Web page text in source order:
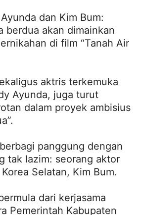
dan Kim Bum:
berdua akan dimainkan
di film “Tanah Air
aktris terkemuka
Ayunda, juga turut
dalam proyek ambisius
panggung dengan
tak lazim: seorang aktor
Selatan, Kim Bum.
dari kerjasama
Pemerintah Kabupaten